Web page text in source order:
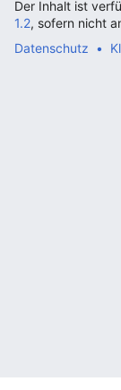
Der Inhalt ist
1.2, sofern nicht
Datenschutz